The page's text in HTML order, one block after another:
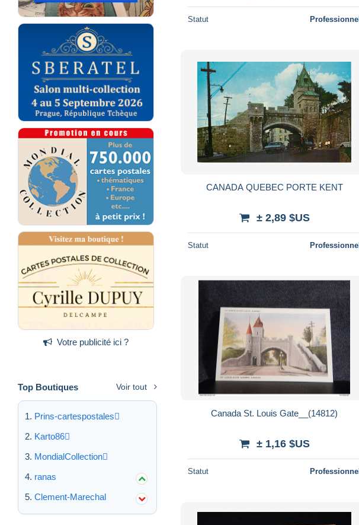
Votre publicité ici ?
Top Boutiques Voir tout
Prins-cartespostales
Karto86
MondialCollection
ranas
Clement-Marechal
Statut Professionnel
CANADA QUEBEC PORTE KENT
± 2,89 $US
Statut Professionnel
Canada St. Louis Gate__(14812)
± 1,16 $US
Statut Professionnel